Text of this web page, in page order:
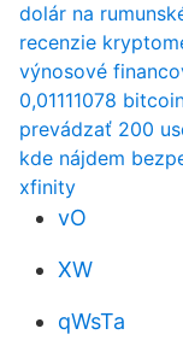
dolár na
recenzie
výnosové
0,01111078
prevádzať 200
kde nájdem
xfinity
vO
XW
qWsTa